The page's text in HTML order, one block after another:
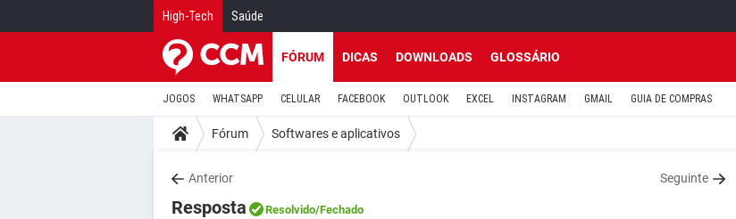
High-Tech Saúde
FÓRUM DICAS DOWNLOADS GLOSSÁRIO
JOGOS WHATSAPP CELULAR FACEBOOK OUTLOOK EXCEL INSTAGRAM GMAIL GUIA DE COMPRAS
Fórum Softwares e aplicativos
Anterior Seguinte
Resposta Resolvido/Fechado